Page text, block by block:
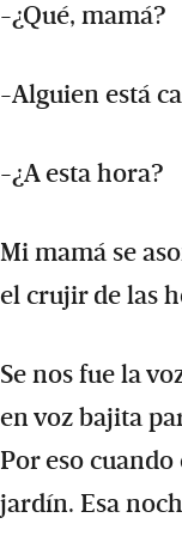
-¿Qué, mamá?
-Alguien está
-¿A esta hora?
Mi mamá se
el crujir de las
Se nos fue la
en voz bajita
Por eso
jardín. Esa